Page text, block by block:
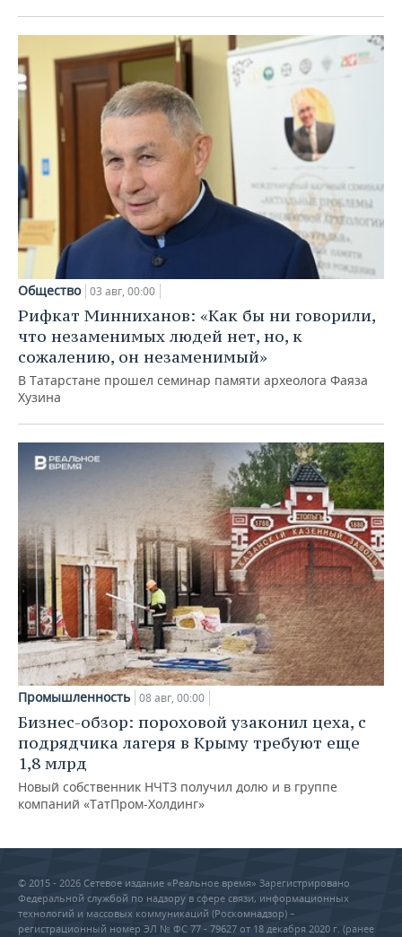
Общество 03 авг, 00:00
Рифкат Минниханов: «Как бы ни говорили,
что незаменимых людей нет, но, к
сожалению, он незаменимый»
В Татарстане прошел семинар памяти археолога Фаяза
Хузина
Промышленность 08 авг, 00:00
Бизнес-обзор: пороховой узаконил цеха, с
подрядчика лагеря в Крыму требуют еще
1,8 млрд
Новый собственник НЧТЗ получил долю и в группе
компаний «ТатПром-Холдинг»
© 2015 - 2026 Сетевое издание «Реальное время» Зарегистрировано
Федеральной службой по надзору в сфере связи, информационных
технологий и массовых коммуникаций (Роскомнадзор) –
регистрационный номер ЭЛ № ФС 77 - 79627 от 18 декабря 2020 г. (ранее